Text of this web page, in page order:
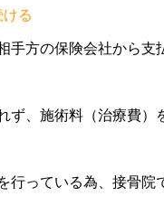
る
手方の保険会社から
、施術料（治療費
っている為、接骨